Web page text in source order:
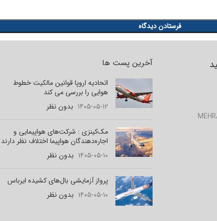
آخرین پست ها
اتحادیه اروپا قوانین مالکیت خطوط
هوایی را بررسی می کند
۱۴۰۵-۰۵-۱۲ بدون نظر
مک‌کینزی : شرکت‌های هواپیمایی و
اجاره‌دهندگان هواپیما اختلاف نظر دارند
۱۴۰۵-۰۵-۱۰ بدون نظر
پرواز آزمایشی بال‌های کشیده ایرباس
۱۴۰۵-۰۵-۱۰ بدون نظر